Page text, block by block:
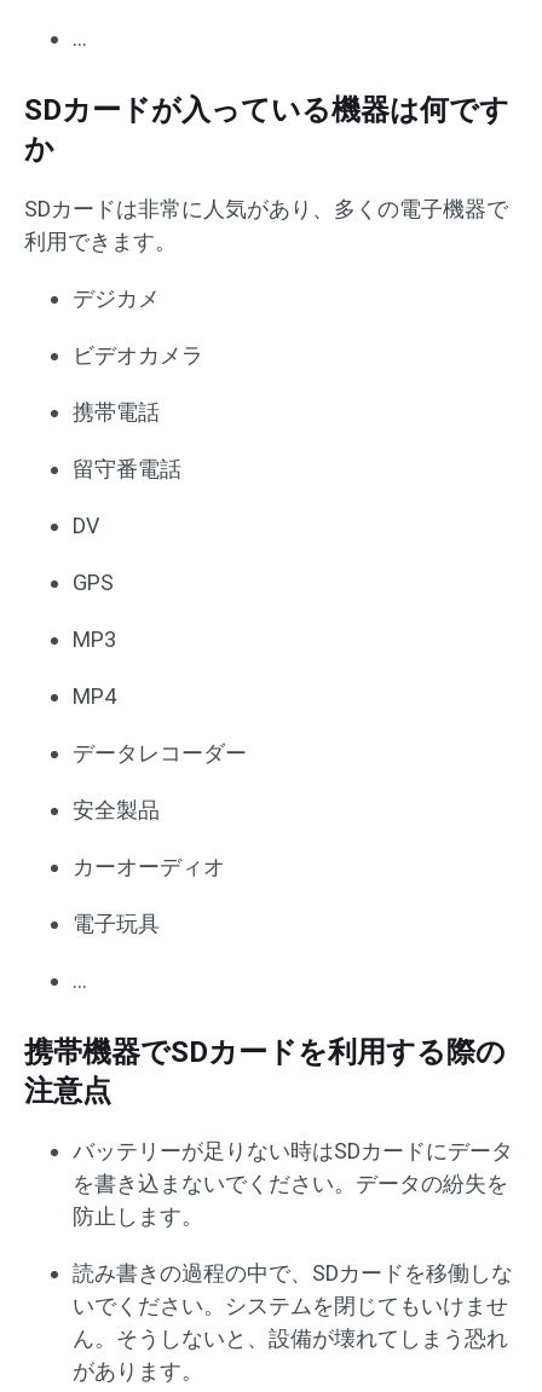
…
SDカードが入っている機器は何です
か
SDカードは非常に人気があり、多くの電子機器で
利用できます。
デジカメ
ビデオカメラ
携帯電話
留守番電話
DV
GPS
MP3
MP4
データレコーダー
安全製品
カーオーディオ
電子玩具
…
携帯機器でSDカードを利用する際の
注意点
バッテリーが足りない時はSDカードにデータ
を書き込まないでください。データの紛失を
防止します。
読み書きの過程の中で、SDカードを移働しな
いでください。システムを閉じてもいけませ
ん。そうしないと、設備が壊れてしまう恐れ
があります。